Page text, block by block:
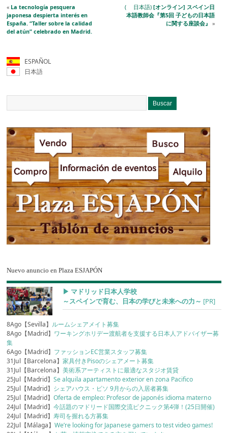
« La tecnología pesquera
japonesa despierta interés en
España. “Taller sobre la calidad
del atún” celebrado en Madrid.
( 日本語) [オンライン] スペイン日
本語教師会『第5回 子どもの日本語
に関する座談会』 »
ESPAÑOL
日本語
Nuevo anuncio en Plaza ESJAPÓN
▶︎ マドリッド日本人学校
～スペインで育む、日本の学びと未来への力～ [PR]
8Ago【Sevilla】 ルームシェアメイト募集
8Ago【Madrid】 ワーキングホリデー渡航者を支援する日本人アドバイザー募
集
6Ago【Madrid】 ファッションEC営業スタッフ募集
31Jul【Barcelona】家具付きPisoのシェアメート募集
31Jul【Barcelona】美術系アーティストに最適なスタジオ賃貸
25Jul【Madrid】Se alquila apartamento exterior en zona Pacifico
25Jul【Madrid】 シェアハウス・ピソ 9月からの入居者募集
25Jul【Madrid】Oferta de empleo: Profesor de japonés idioma materno
24Jul【Madrid】今話題のマドリード国際交流ピクニック第4弾！(25日開催)
24Jul【Madrid】寿司を握れる方募集
22Jul【Málaga】We’re looking for Japanese gamers to test video games!